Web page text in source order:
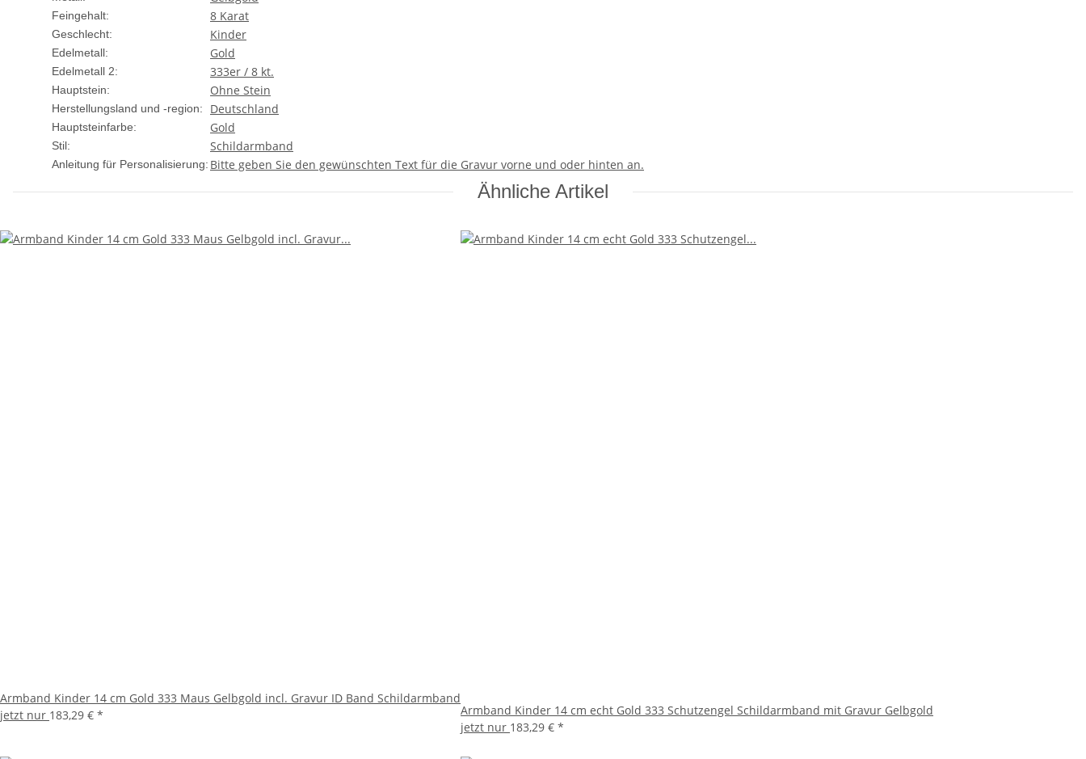
Feingehalt: 8 Karat
Geschlecht: Kinder
Edelmetall: Gold
Edelmetall 2: 333er / 8 kt.
Hauptstein: Ohne Stein
Herstellungsland und -region: Deutschland
Hauptsteinfarbe: Gold
Stil: Schildarmband
Anleitung für Personalisierung: Bitte geben Sie den gewünschten Text für die Gravur vorne und oder hinten an.
Ähnliche Artikel
Armband Kinder 14 cm Gold 333 Maus Gelbgold incl. Gravur ID Band Schildarmband
jetzt nur 183,29 € *
Armband Kinder 14 cm echt Gold 333 Schutzengel Schildarmband mit Gravur Gelbgold
jetzt nur 183,29 € *